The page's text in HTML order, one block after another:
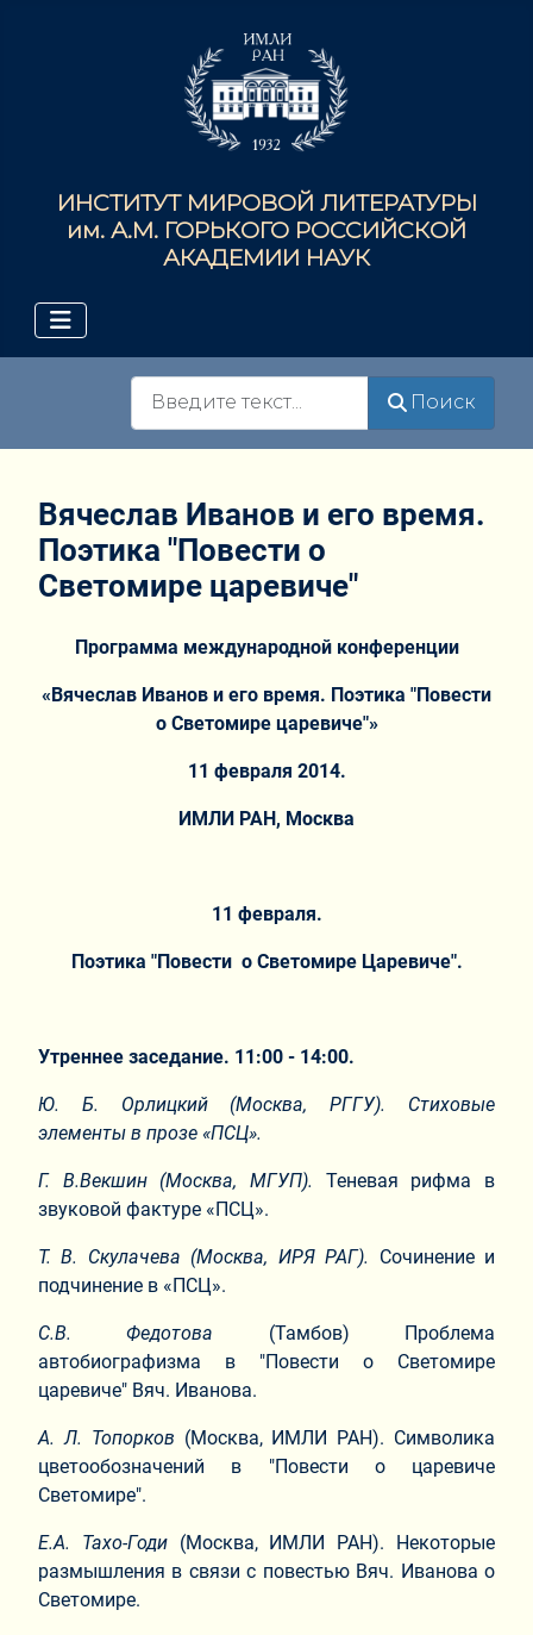
ИНСТИТУТ МИРОВОЙ ЛИТЕРАТУРЫ
им. А.М. ГОРЬКОГО РОССИЙСКОЙ
АКАДЕМИИ НАУК
Поиск
Вячеслав Иванов и его время.
Поэтика "Повести о
Светомире царевиче"
Программа международной конференции
« Вячеслав Иванов и его время. Поэтика "Повести
о Светомире царевиче"»
11 февраля 2014.
ИМЛИ РАН, Москва
11 февраля.
Поэтика "Повести о Светомире Царевиче".
Утреннее заседание. 11:00 - 14:00.
Ю. Б. Орлицкий (Москва, РГГУ).
Стиховые
элементы в прозе «ПСЦ».
Г. В.Векшин (Москва, МГУП).
Теневая рифма в
звуковой фактуре «ПСЦ».
Т. В. Скулачева (Москва, ИРЯ РАГ).
Сочинение и
подчинение в «ПСЦ».
С.В. Федотова (Тамбов) Проблема
автобиографизма в "Повести о Светомире
царевиче" Вяч. Иванова.
А. Л. Топорков (Москва, ИМЛИ РАН). Символика
цветообозначений в "Повести о царевиче
Светомире".
Е.А. Тахо-Годи(Москва, ИМЛИ РАН). Некоторые
размышления в связи с повестью Вяч. Иванова о
Светомире.